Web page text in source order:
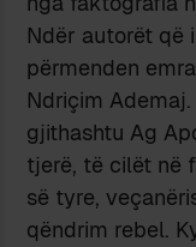
Ndër autorët që
përmenden
Ndriçim
gjithashtu Ag
tjerë, të cilët në
së tyre,
qëndrim rebel.